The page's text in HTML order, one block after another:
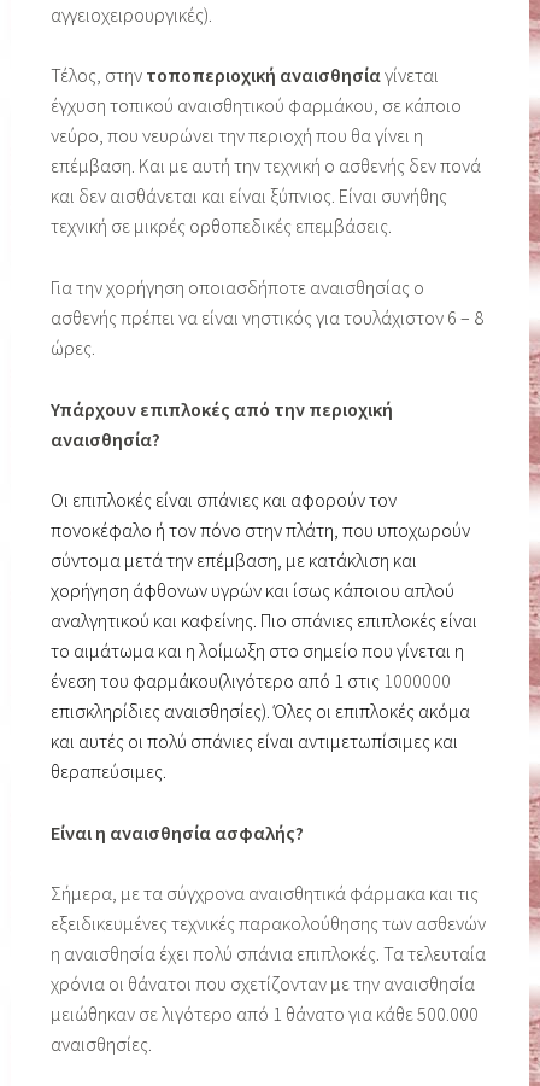
αγγειοχειρουργικές).
Τέλος, στην τοποπεριοχική αναισθησίαγίνεται
έγχυση τοπικού αναισθητικού φαρμάκου, σε κάποιο
νεύρο, που νευρώνει την περιοχή που θα γίνει η
επέμβαση. Και με αυτή την τεχνική ο ασθενής δεν πονά
και δεν αισθάνεται και είναι ξύπνιος. Είναι συνήθης
τεχνική σε μικρές ορθοπεδικές επεμβάσεις.
Για την χορήγηση οποιασδήποτε αναισθησίας ο
ασθενής πρέπει να είναι νηστικός για τουλάχιστον 6 – 8
ώρες.
Υπάρχουν επιπλοκές από την περιοχική
αναισθησία?
Οι επιπλοκές είναι σπάνιες και αφορούν τον
πονοκέφαλο ή τον πόνο στην πλάτη, που υποχωρούν
σύντομα μετά την επέμβαση, με κατάκλιση και
χορήγηση άφθονων υγρών και ίσως κάποιου απλού
αναλγητικού και καφείνης. Πιο σπάνιες επιπλοκές είναι
το αιμάτωμα και η λοίμωξη στο σημείο που γίνεται η
ένεση του φαρμάκου(λιγότερο από 1 στις1000000
επισκληρίδιες αναισθησίες). Όλες οι επιπλοκές ακόμα
και αυτές οι πολύ σπάνιες είναι αντιμετωπίσιμες και
θεραπεύσιμες.
Είναι η αναισθησία ασφαλής?
Σήμερα, με τα σύγχρονα αναισθητικά φάρμακα και τις
εξειδικευμένες τεχνικές παρακολούθησης των ασθενών
η αναισθησία έχει πολύ σπάνια επιπλοκές. Τα τελευταία
χρόνια οι θάνατοι που σχετίζονταν με την αναισθησία
μειώθηκαν σε λιγότερο από 1 θάνατο για κάθε 500.000
αναισθησίες.